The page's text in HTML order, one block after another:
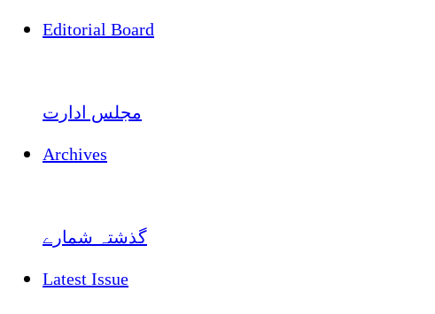
Editorial Board
مجلس ادارت
Archives
گذشتہ شمارے
Latest Issue